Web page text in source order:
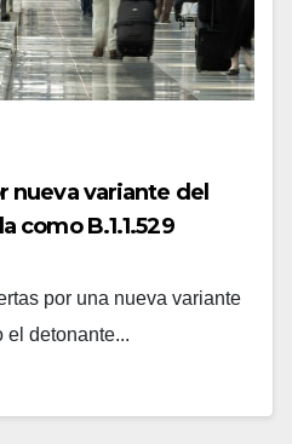
nueva variante del
como B.1.1.529
por una nueva variante
el detonante...